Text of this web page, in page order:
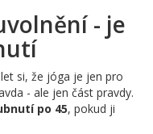
- je
si, že jóga je jen pro
- ale jen část pravdy.
po 45, pokud ji